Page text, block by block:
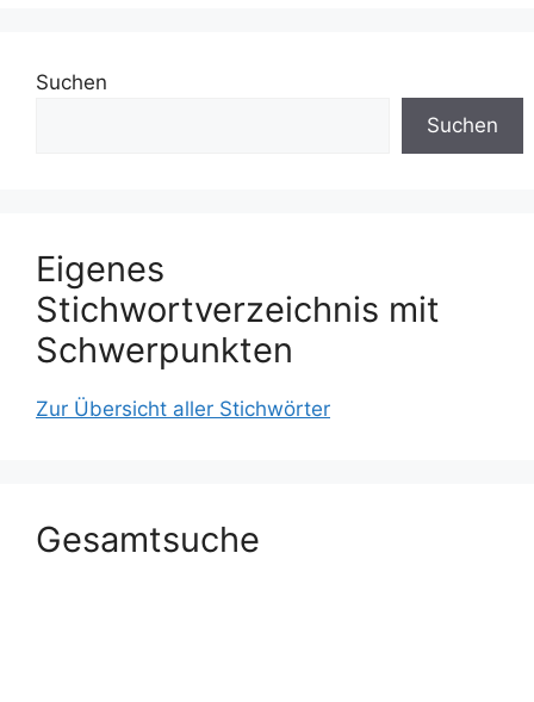
Suchen
Suchen
Eigenes
Stichwortverzeichnis mit
Schwerpunkten
Zur Übersicht aller Stichwörter
Gesamtsuche